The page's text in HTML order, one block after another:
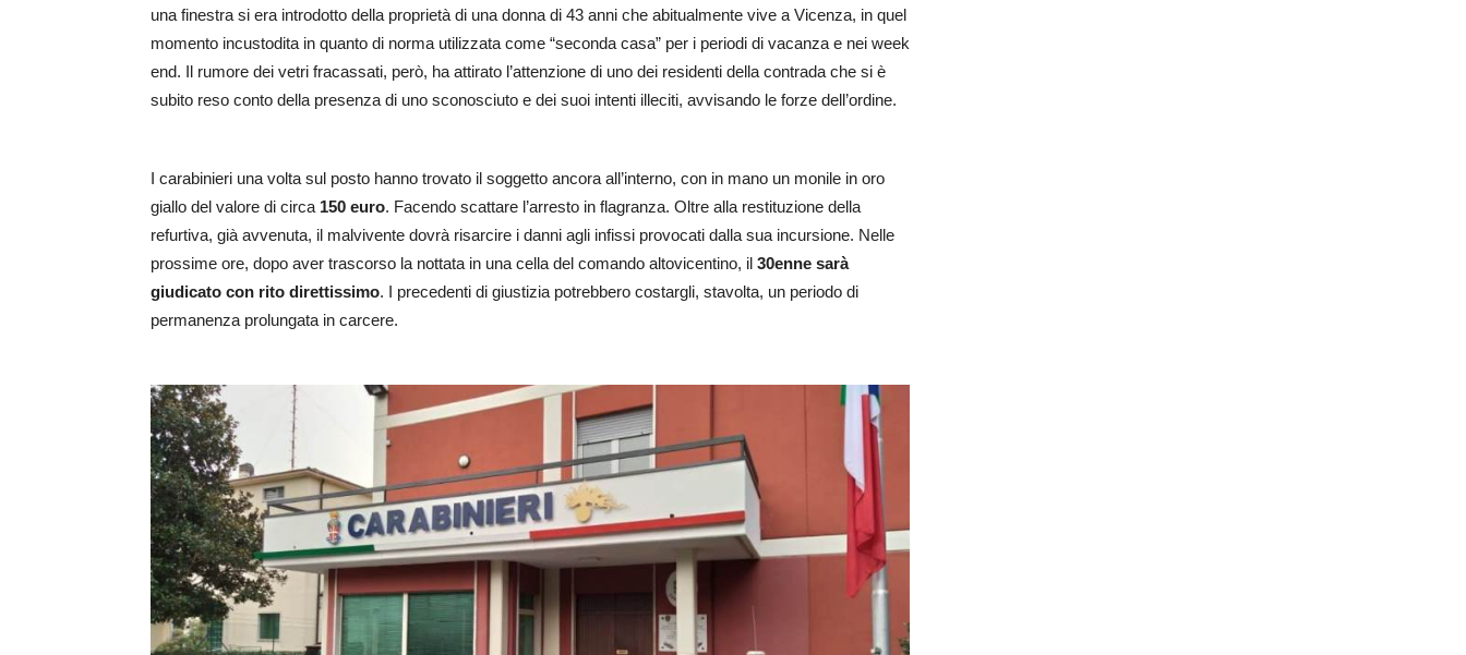
una finestra si era introdotto della proprietà di una donna di 43 anni che abitualmente vive a Vicenza, in quel
momento incustodita in quanto di norma utilizzata come “seconda casa” per i periodi di vacanza e nei week
end. Il rumore dei vetri fracassati, però, ha attirato l’attenzione di uno dei residenti della contrada che si è
subito reso conto della presenza di uno sconosciuto e dei suoi intenti illeciti, avvisando le forze dell’ordine.
I carabinieri una volta sul posto hanno trovato il soggetto ancora all’interno, con in mano un monile in oro
giallo del valore di circa 150 euro. Facendo scattare l’arresto in flagranza. Oltre alla restituzione della
refurtiva, già avvenuta, il malvivente dovrà risarcire i danni agli infissi provocati dalla sua incursione. Nelle
prossime ore, dopo aver trascorso la nottata in una cella del comando altovicentino, il 30enne sarà
giudicato con rito direttissimo. I precedenti di giustizia potrebbero costargli, stavolta, un periodo di
permanenza prolungata in carcere.